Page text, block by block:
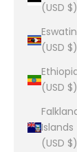
(USD $)
(USD $)
(USD $)
Islands
(USD $)